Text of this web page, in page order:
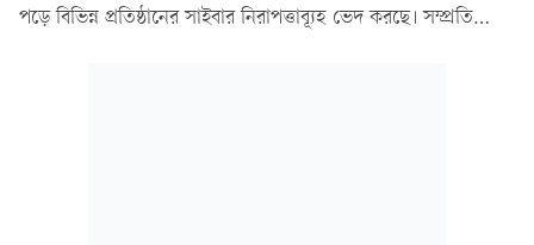
পড়ে বিভিন্ন প্রতিষ্ঠানের সাইবার নিরাপত্তাব্যূহ ভেদ করছে। সম্প্রতি